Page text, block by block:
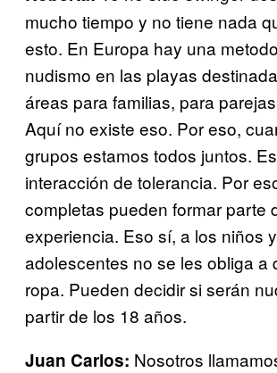
mucho tiempo y no tiene nada
esto. En Europa hay una
nudismo en las playas
áreas para familias, para
Aquí no existe eso. Por eso,
grupos estamos todos juntos.
interacción de tolerancia. Por
completas pueden formar parte
experiencia. Eso sí, a los niños y
adolescentes no se les obliga a
ropa. Pueden decidir si serán
partir de los 18 años.
Juan Carlos: Nosotros